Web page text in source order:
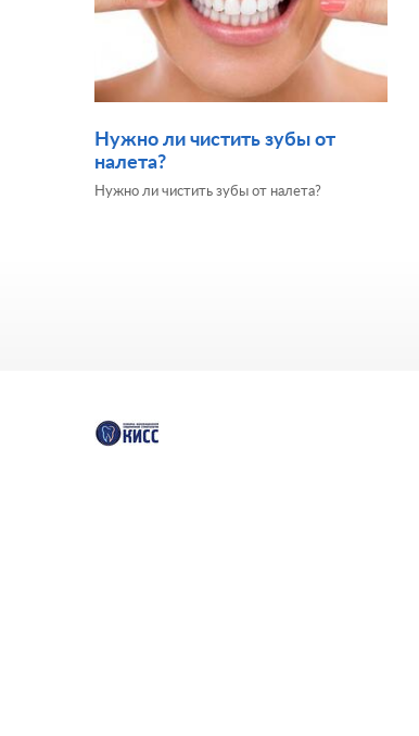
Нужно ли чистить зубы от
налета?
Нужно ли чистить зубы от налета?